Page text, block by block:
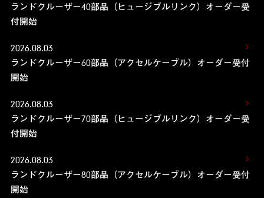
ランドクルーザー40部品（ヒュージブルリンク）オーダー受
付開始
2026.08.03
ランドクルーザー60部品（アクセルケーブル）オーダー受付
開始
2026.08.03
ランドクルーザー70部品（ヒュージブルリンク）オーダー受
付開始
2026.08.03
ランドクルーザー80部品（アクセルケーブル）オーダー受付
開始